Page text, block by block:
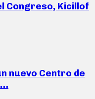
Congreso, Kicillof
nuevo Centro de